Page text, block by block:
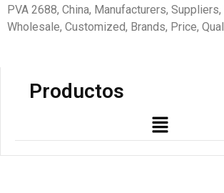
PVA 2688, China, Manufacturers, Suppliers,
Wholesale, Customized, Brands, Price,
Productos